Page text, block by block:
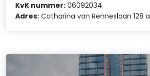
KvK nummer: 06092034
Adres: Catharina van Renneslaan 128 a